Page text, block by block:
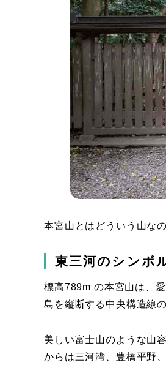
本宮山とはどういう山な
東三河のシンボ
標高789m の本宮山は、
島を縦断する中央構造線
美しい富士山のような山
からは三河湾、豊橋平野